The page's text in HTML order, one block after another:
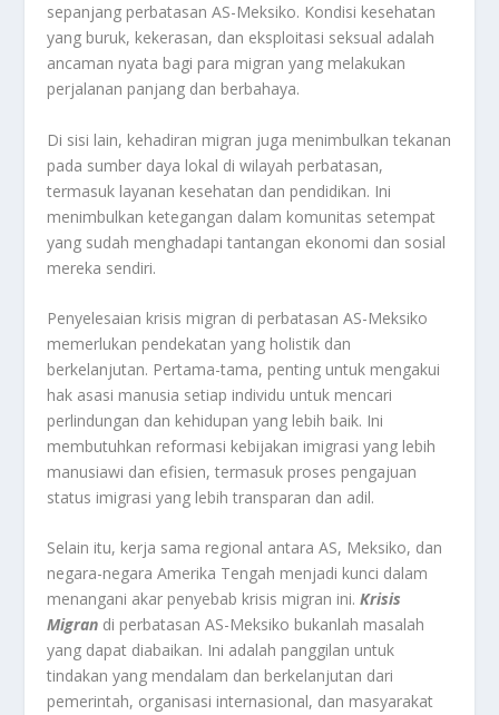
sepanjang perbatasan AS-Meksiko. Kondisi kesehatan
yang buruk, kekerasan, dan eksploitasi seksual adalah
ancaman nyata bagi para migran yang melakukan
perjalanan panjang dan berbahaya.
Di sisi lain, kehadiran migran juga menimbulkan tekanan
pada sumber daya lokal di wilayah perbatasan,
termasuk layanan kesehatan dan pendidikan. Ini
menimbulkan ketegangan dalam komunitas setempat
yang sudah menghadapi tantangan ekonomi dan sosial
mereka sendiri.
Penyelesaian krisis migran di perbatasan AS-Meksiko
memerlukan pendekatan yang holistik dan
berkelanjutan. Pertama-tama, penting untuk mengakui
hak asasi manusia setiap individu untuk mencari
perlindungan dan kehidupan yang lebih baik. Ini
membutuhkan reformasi kebijakan imigrasi yang lebih
manusiawi dan efisien, termasuk proses pengajuan
status imigrasi yang lebih transparan dan adil.
Selain itu, kerja sama regional antara AS, Meksiko, dan
negara-negara Amerika Tengah menjadi kunci dalam
menangani akar penyebab krisis migran ini.Krisis
Migran di perbatasan AS-Meksiko bukanlah masalah
yang dapat diabaikan. Ini adalah panggilan untuk
tindakan yang mendalam dan berkelanjutan dari
pemerintah, organisasi internasional, dan masyarakat